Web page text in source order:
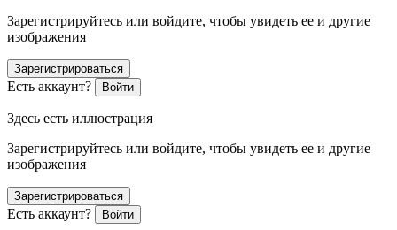
Зарегистрируйтесь или войдите, чтобы увидеть ее и другие
изображения
Зарегистрироваться
Есть аккаунт? Войти
Здесь есть иллюстрация
Зарегистрируйтесь или войдите, чтобы увидеть ее и другие
изображения
Зарегистрироваться
Есть аккаунт? Войти